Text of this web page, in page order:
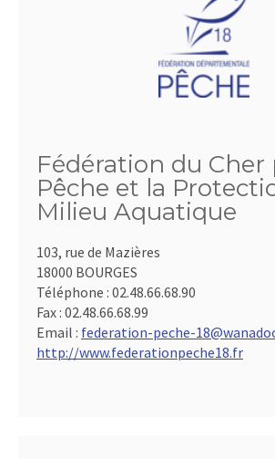
Fédération du Cher
Pêche et la
Milieu Aquatique
103, rue de Mazières
18000 BOURGES
Téléphone : 02.48.66.68.90
Fax : 02.48.66.68.99
Email : federation-peche-
http://www.federationpeche18.fr